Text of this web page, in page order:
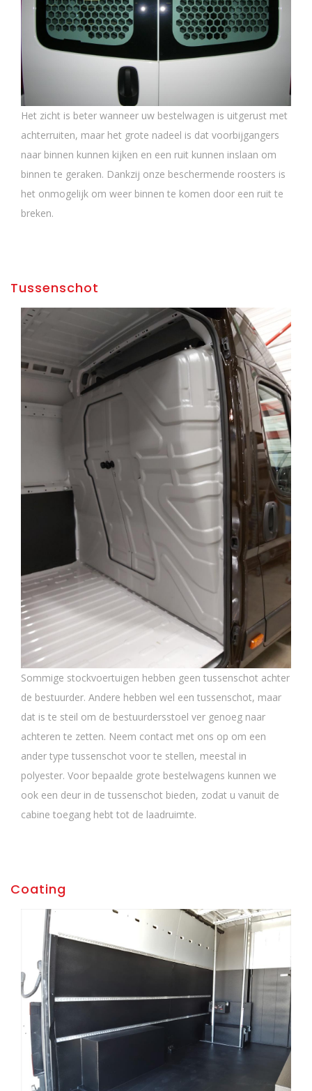
Het zicht is beter wanneer uw bestelwagen is uitgerust met
achterruiten, maar het grote nadeel is dat voorbijgangers
naar binnen kunnen kijken en een ruit kunnen inslaan om
binnen te geraken. Dankzij onze beschermende roosters is
het onmogelijk om weer binnen te komen door een ruit te
breken.
Tussenschot
Sommige stockvoertuigen hebben geen tussenschot achter
de bestuurder. Andere hebben wel een tussenschot, maar
dat is te steil om de bestuurdersstoel ver genoeg naar
achteren te zetten. Neem contact met ons op om een
ander type tussenschot voor te stellen, meestal in
polyester. Voor bepaalde grote bestelwagens kunnen we
ook een deur in de tussenschot bieden, zodat u vanuit de
cabine toegang hebt tot de laadruimte.
Coating